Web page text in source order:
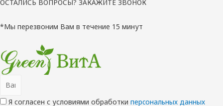
ОСТАЛИСЬ ВОПРОСЫ? ЗАКАЖИТЕ ЗВОНОК
*Мы перезвоним Вам в течение 15 минут
Я согласен с условиями обработки перcональных данных